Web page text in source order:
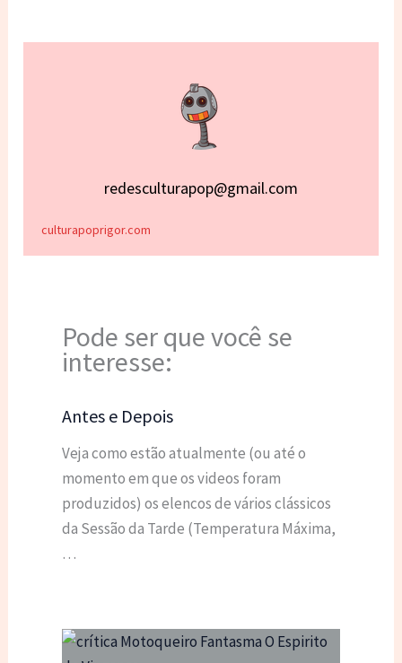
redesculturapop@gmail.com
culturapoprigor.com
Pode ser que você se
interesse:
Antes e Depois
Veja como estão atualmente (ou até o
momento em que os videos foram
produzidos) os elencos de vários clássicos
da Sessão da Tarde (Temperatura Máxima,
…